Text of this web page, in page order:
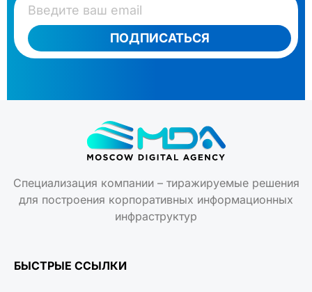
ПОДПИСАТЬСЯ
Специализация компании – тиражируемые решения
для построения корпоративных информационных
инфраструктур
БЫСТРЫЕ ССЫЛКИ